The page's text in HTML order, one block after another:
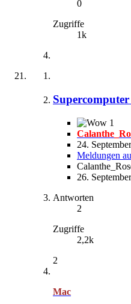
0
Zugriffe
1k
1
24.
Meldungen
26.
Antworten
2
Zugriffe
2,2k
2
Mac